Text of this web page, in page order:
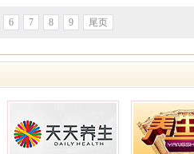
6 7 8 9 尾页